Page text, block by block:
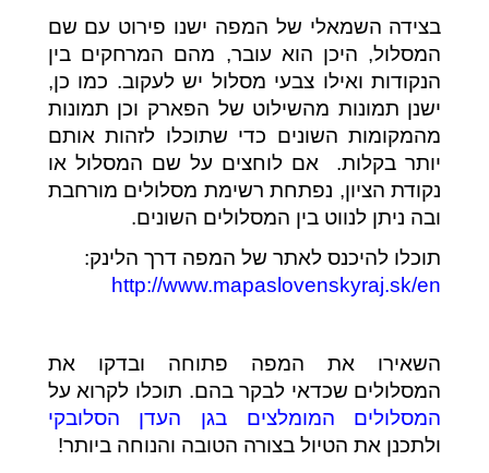
בצידה השמאלי של המפה ישנו פירוט עם שם
המסלול, היכן הוא עובר, מהם המרחקים בין
הנקודות ואילו צבעי מסלול יש לעקוב. כמו כן,
ישנן תמונות מהשילוט של הפארק וכן תמונות
מהמקומות השונים כדי שתוכלו לזהות אותם
יותר בקלות. אם לוחצים על שם המסלול או
נקודת הציון, נפתחת רשימת מסלולים מורחבת
ובה ניתן לנווט בין המסלולים השונים.
תוכלו להיכנס לאתר של המפה דרך הלינק:
http://www.mapaslovenskyraj.sk/en
השאירו את המפה פתוחה ובדקו את
המסלולים שכדאי לבקר בהם. תוכלו לקרוא על
המסלולים המומלצים בגן העדן הסלובקי
ולתכנן את הטיול בצורה הטובה והנוחה ביותר!